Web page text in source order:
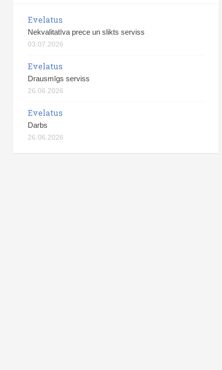
Evelatus
Nekvalitatīva prece un slikts serviss
03.07.2026
Evelatus
Drausmīgs serviss
26.06.2026
Evelatus
Darbs
26.06.2026